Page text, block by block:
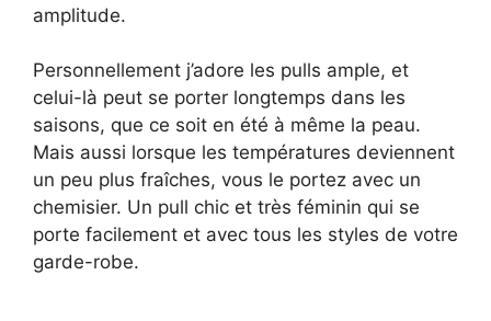
amplitude.
Personnellement j’adore les pulls ample, et
celui-là peut se porter longtemps dans les
saisons, que ce soit en été à même la peau.
Mais aussi lorsque les températures deviennent
un peu plus fraîches, vous le portez avec un
chemisier. Un pull chic et très féminin qui se
porte facilement et avec tous les styles de votre
garde-robe.